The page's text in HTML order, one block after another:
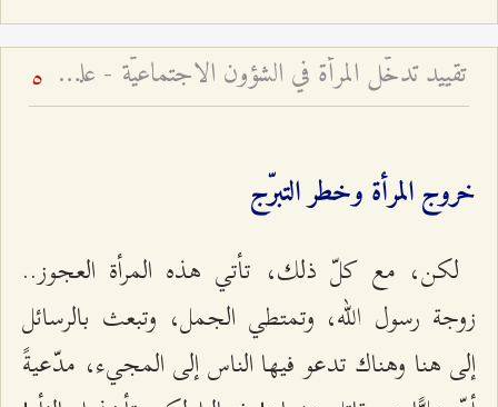
تقييد تدخّل المرأة في الشؤون الاجتماعيّة - علل وأسباب 5
خروج المرأة وخطر التبرّج
لكن، مع كلّ ذلك، تأتي هذه المرأة العجوز..
زوجة رسول الله، وتمتطي الجمل، وتبعث بالرسائل
إلى هنا وهناك تدعو فيها الناس إلى المجيء، مدّعيةً